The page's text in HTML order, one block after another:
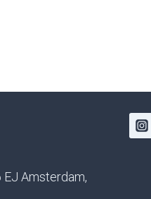
Amsterdam,